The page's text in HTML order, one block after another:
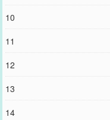
10
11
12
13
14